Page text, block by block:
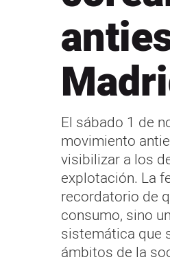
El sábado 1 de
movimiento
visibilizar a los
explotación. La
recordatorio de
consumo, sino
sistemática que
ámbitos de la